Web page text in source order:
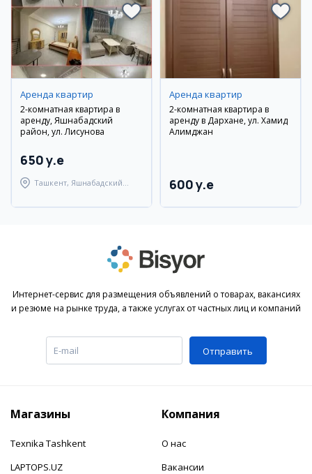
Аренда квартир
2-комнатная квартира в
аренду, Яшнабадский
район, ул. Лисунова
650 y.e
Ташкент, Яшнабадский
Аренда квартир
2-комнатная квартира в
аренду в Дархане, ул. Хамид
Алимджан
600 y.e
Интернет-сервис для размещения объявлений о товарах, вакансиях
и резюме на рынке труда, а также услугах от частных лиц и компаний
Отправить
Магазины
Texnika Tashkent
LAPTOPS.UZ
Компания
О нас
Вакансии